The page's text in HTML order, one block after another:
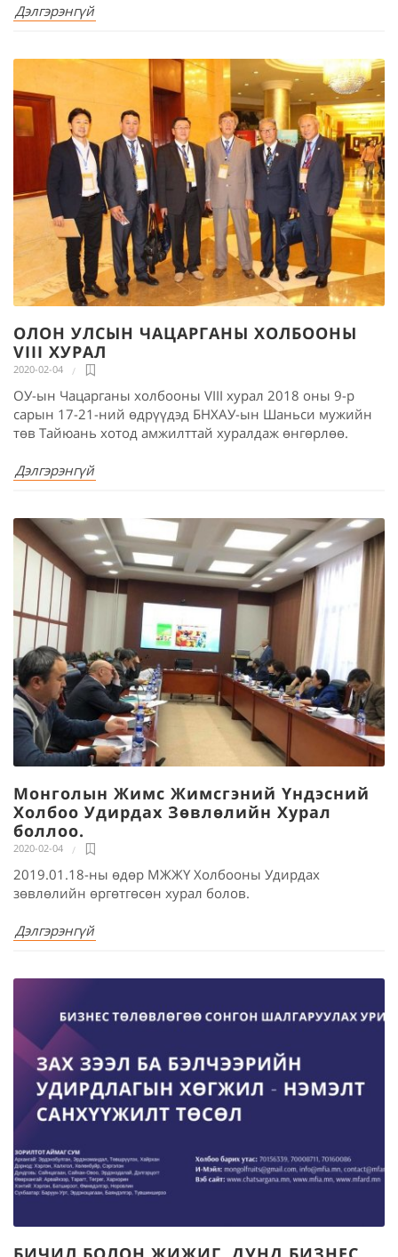
Дэлгэрэнгүй
ОЛОН УЛСЫН ЧАЦАРГАНЫ ХОЛБООНЫ
VIII ХУРАЛ
2020-02-04
ОУ-ын Чацарганы холбооны VIII хурал 2018 оны 9-р
сарын 17-21-ний өдрүүдэд БНХАУ-ын Шаньси мужийн
төв Тайюань хотод амжилттай хуралдаж өнгөрлөө.
Дэлгэрэнгүй
Монголын Жимс Жимсгэний Үндэсний
Холбоо Удирдах Зөвлөлийн Хурал
боллоо.
2020-02-04
2019.01.18-ны өдөр МЖЖҮ Холбооны Удирдах
зөвлөлийн өргөтгөсөн хурал болов.
Дэлгэрэнгүй